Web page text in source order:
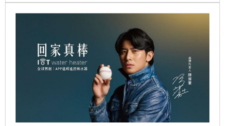
除因棒協與中職合作無間，硬體設施即巨蛋場館的啟
用，更是台灣棒球水準提升的重要關鍵。如今包括新
北、台中與桃園都規劃打造巨蛋，高雄也有澄清湖球